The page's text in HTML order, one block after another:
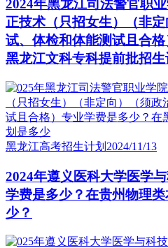
2024年黑龙江司法警官职
正技术（只招女生）（非
试、体检和体能测试且合
黑龙江文科专科提前批招生
黑龙江高考招生计划 2024/11/13
2024年遵义医科大学医学
学费是多少？在贵州物理
少？